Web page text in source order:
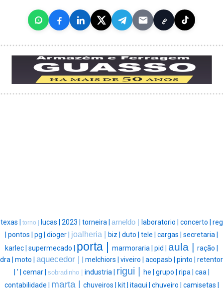
texas | torno | lucas | 2023 | torneira | arneldo | laboratorio | concerto | reg
pontos | pg | dioger | joalheria | biz | duto | tele | cargas | secretaria |
karlec | supermecado | porta | marmoraria | pid | aula | ração |
dra | moto | aquecedor | melchiors | viveiro | acopasb | pinto | retentor
' | cemar | sobradinho | industria | rigui | he | grupo | ripa | caa |
contabilidade | marta | chuveiros | kit | itaqui | chuveiro | camisetas |